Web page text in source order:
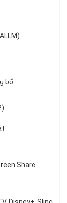
bố
Share
Disney+, Sling